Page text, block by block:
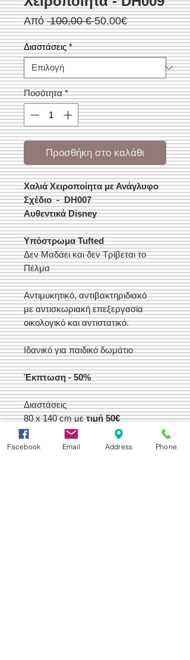
Από 100,00 € Κανονική
τιμή
50.00€Τιμή
Έκπτωσης
Διαστάσεις *
Ποσότητα *
Προσθήκη στο καλάθι
Χαλιά Χειροποίητα με Ανάγλυφο
Σχέδιο - DH007
Αυθεντικά Disney
Υπόστρωμα Tufted
Δεν Μαδάει και δεν Τρίβεται το
Πέλμα
Αντιμυκητικό, αντιβακτηριδιακό
με αντισκωριακή επεξεργασία
οικολογικό και αντιστατικό.
Ιδανικό για παιδικό δωμάτιο
Έκπτωση - 50%
Διαστάσεις
80 x 140 cm μετιμή 50€
115 x 168 cm με
τιμή 85€
Facebook Email Address Phone